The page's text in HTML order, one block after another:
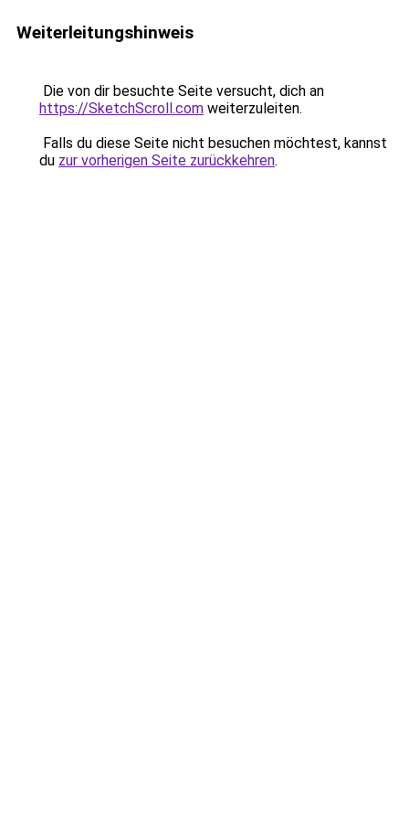
Weiterleitungshinweis
Die von dir besuchte Seite versucht, dich an
https://SketchScroll.com weiterzuleiten.
Falls du diese Seite nicht besuchen möchtest, kannst
du zur vorherigen Seite zurückkehren.